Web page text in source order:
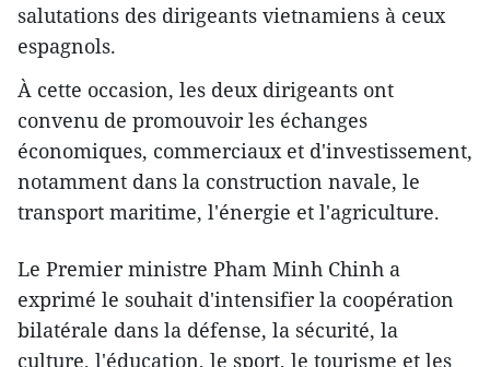
salutations des dirigeants vietnamiens à ceux
espagnols.
À cette occasion, les deux dirigeants ont
convenu de promouvoir les échanges
économiques, commerciaux et d'investissement,
notamment dans la construction navale, le
transport maritime, l'énergie et l'agriculture.
Le Premier ministre Pham Minh Chinh a
exprimé le souhait d'intensifier la coopération
bilatérale dans la défense, la sécurité, la
culture, l'éducation, le sport, le tourisme et les